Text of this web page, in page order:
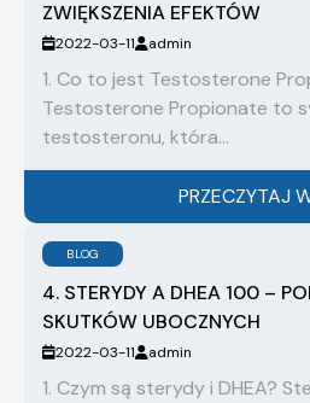
ZWIĘKSZENIA EFEKTÓW
2022-03-11 admin
1. Co to jest Testosterone
Testosterone Propionate to
testosteronu, która...
PRZECZYTAJ
BLOG
4. STERYDY A DHEA 100 –
SKUTKÓW UBOCZNYCH
2022-03-11 admin
1. Czym są sterydy i DHEA?